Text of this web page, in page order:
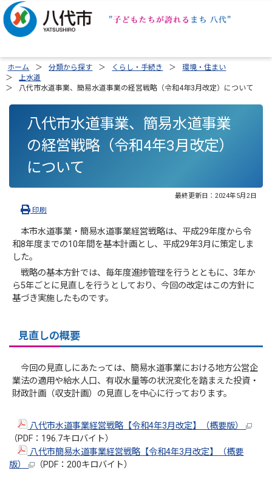
ホーム 分類から探す くらし・手続き
環境・住まい
上水道
八代市水道事業、簡易水道事業の経営戦略（令和4年3月改定）について
八代市水道事業、簡易水道事業
の経営戦略（令和4年3月改定）
について
最終更新日： 2024年5月2日
印刷
本市水道事業・簡易水道事業経営戦略は、平成29年度から令
和8年度までの10年間を基本計画とし、平成29年3月に策定しま
した。
戦略の基本方針では、毎年度進捗管理を行うとともに、3年か
ら5年ごとに見直しを行うとしており、今回の改定はこの方針に
基づき実施したものです。
見直しの概要
今回の見直しにあたっては、簡易水道事業における地方公営企
業法の適用や給水人口、有収水量等の状況変化を踏まえた投資・
財政計画（収支計画）の見直しを中心に行っております。
八代市水道事業経営戦略【令和4年3月改定】（概要版）
（PDF：196.7キロバイト）
八代市簡易水道事業経営戦略【令和4年3月改定】（概要
版）
（PDF：200キロバイト）